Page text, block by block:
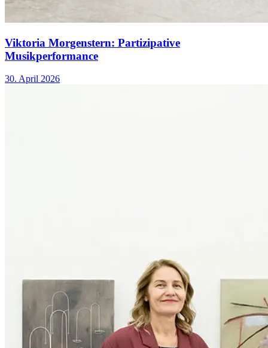
Viktoria Morgenstern: Partizipative
Musikperformance
30. April 2026